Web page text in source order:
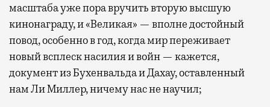
масштаба уже пора вручить вторую высшую
кинонаграду, и «Великая» — вполне достойный
повод, особенно в год, когда мир переживает
новый всплеск насилия и войн — кажется,
документ из Бухенвальда и Дахау, оставленный
нам Ли Миллер, ничему нас не научил;